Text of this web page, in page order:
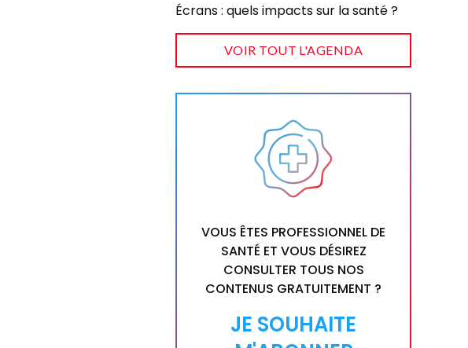
Écrans : quels impacts sur la santé ?
VOIR TOUT L'AGENDA
VOUS ÊTES PROFESSIONNEL DE
SANTÉ ET VOUS DÉSIREZ
CONSULTER TOUS NOS
CONTENUS GRATUITEMENT ?
JE SOUHAITE